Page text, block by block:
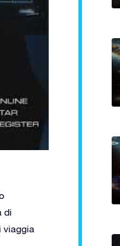
di
viaggia